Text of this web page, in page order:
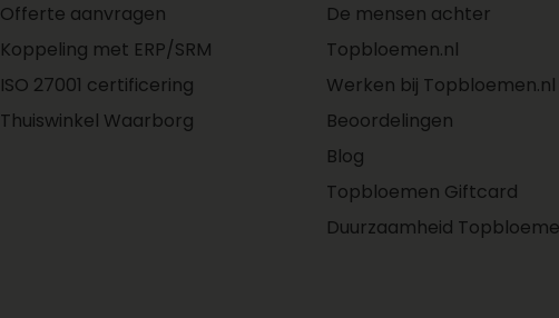
Offerte aanvragen
Koppeling met ERP/SRM
ISO 27001 certificering
Thuiswinkel Waarborg
De mensen achter
Topbloemen.nl
Werken bij Topbloemen.nl
Beoordelingen
Blog
Topbloemen Giftcard
Duurzaamheid